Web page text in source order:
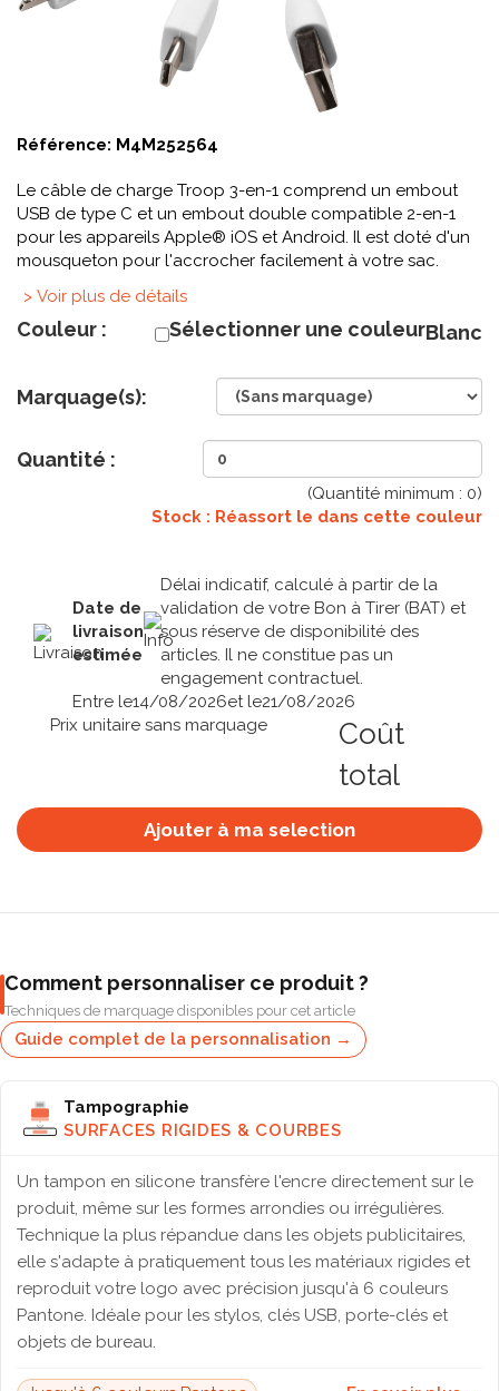
Référence: M4M252564
Le câble de charge Troop 3-en-1 comprend un embout
USB de type C et un embout double compatible 2-en-1
pour les appareils Apple® iOS et Android. Il est doté d'un
mousqueton pour l'accrocher facilement à votre sac.
> Voir plus de détails
Couleur : Sélectionner une couleurBlanc
Marquage(s):
Quantité :
(Quantité minimum : 0)
Stock : Réassort le dans cette couleur
Date de
livraison
estimée
Délai indicatif, calculé à partir de la
validation de votre Bon à Tirer (BAT) et
sous réserve de disponibilité des
articles. Il ne constitue pas un
engagement contractuel.
Entre le14/08/2026et le21/08/2026
Prix unitaire sans marquage
Coût
total
Ajouter à ma selection
Comment personnaliser ce produit ?
Techniques de marquage disponibles pour cet article
Guide complet de la personnalisation →
Tampographie
SURFACES RIGIDES & COURBES
Un tampon en silicone transfère l'encre directement sur le
produit, même sur les formes arrondies ou irrégulières.
Technique la plus répandue dans les objets publicitaires,
elle s'adapte à pratiquement tous les matériaux rigides et
reproduit votre logo avec précision jusqu'à 6 couleurs
Pantone. Idéale pour les stylos, clés USB, porte-clés et
objets de bureau.